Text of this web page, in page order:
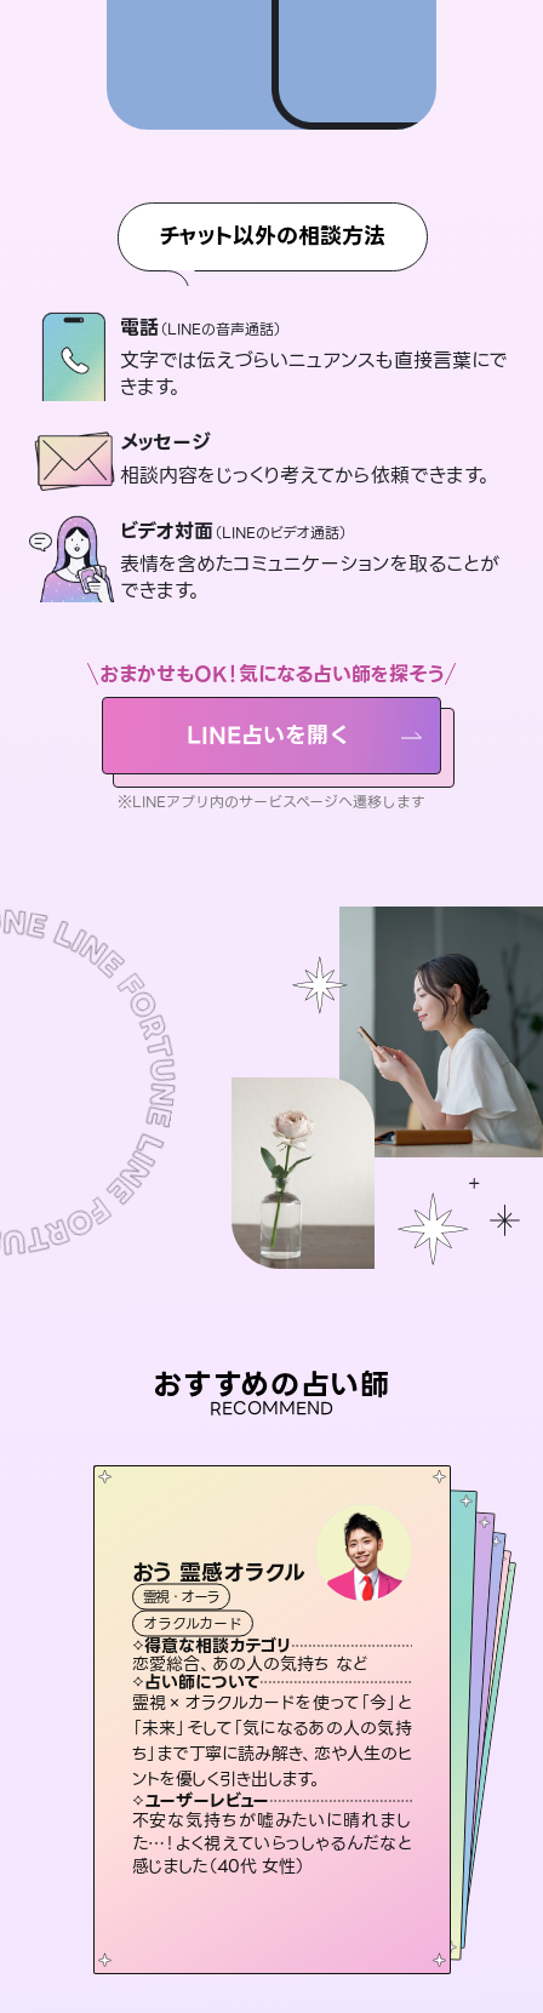
チャット以外の相談方法
電話（LINEの音声通話）
文字では伝えづらいニュアンスも直接言葉にで
きます。
メッセージ
相談内容をじっくり考えてから依頼できます。
ビデオ対面（LINEのビデオ通話）
表情を含めたコミュニケーションを取ることが
できます。
おまかせもOK！気になる占い師を探そう
LINE占いを開く
※LINEアプリ内のサービスページへ遷移します
おすすめの占い師
RECOMMEND
おう 霊感オラクル
霊視・オーラ
オラクルカード
得意な相談カテゴリ
恋愛総合、あの人の気持ち など
占い師について
霊視×オラクルカードを使って「今」と
「未来」そして「気になるあの人の気持
ち」まで丁寧に読み解き、恋や人生のヒ
ントを優しく引き出します。
ユーザーレビュー
不安な気持ちが嘘みたいに晴れまし
た…！よく視えていらっしゃるんだなと
感じました（40代 女性）
彗望（すいぼう）
霊視・オーラ
スピリチュアル・リーディング
得意な相談カテゴリ
片想い、あの人の気持ち、復縁 など
占い師について
3,700年以上の歴史を持つ東洋最古の
占術「易占」で詳細まで占い、幸せへ向
かう道筋を示します。厳しい結果にも具
体的な対策をお伝えします。
ユーザーレビュー
複雑な背景もしっかり聞いて鑑定して
いただけました。気持ちが楽になりまし
た（50代 女性）
アイリス -iris-
西洋占星術
ルーン
得意な相談カテゴリ
恋愛総合、片想い、二人の未来 など
占い師について
復縁、恋愛、不倫の行方、同性愛や片
思い、仕事関係や借金問題まで知りた
いことや心の負担になっていることを
紐解き、背中をそっと押して導きます。
ユーザーレビュー
安心感のあり、言い切ってくれる所や濁
さない鑑定のおかげで、毎回自分の気
持ちを整えられます（30代 男性）
未来視師＊花
霊視・オーラ
スピリチュアル・リーディング
得意な相談カテゴリ
出逢い、片想い、復縁 など
占い師について
未来には何パターンもの選択肢があります。不安で視えにくくなっているあなたの素敵な未来を見つけ、その未来を選択できるようアドバイスします。
ユーザーレビュー
職場の人の性質や人間関係、本心など
本当によく視えていてびっくり。対策が
打てて前向きになれます（40代）
スピリチュアル・リーディング
得意な相談カテゴリ
片想い、あの人の気持ち、復縁 など
占い師について
恋愛のお悩みの中でも特に「曖昧な関
係」の相談を得意としており、友達以上
恋人未満なお相手との今後や本音を丁
寧に読み解き恋愛成就へと導きます。
ユーザーレビュー
鑑定していただいてアドバイス通りに行
動すると仲が復活してきました。ありが
とうございました（40代 女性）
霊視・オーラ タロット
スピリチュアル・リーディング
得意な相談カテゴリ
片想い、二人の未来、年の差 など
占い師について
連絡再開、復縁、成就などの報告実績
多数。セラピストとして2万超の施術経
験があるからこそできる鑑定で、より良
い未来をサポートします。
ユーザーレビュー
とても心温まる鑑定でした。しかもこち
らは何も言っていないのに視えていらっ
しゃるんだなと驚きです（30代女性）